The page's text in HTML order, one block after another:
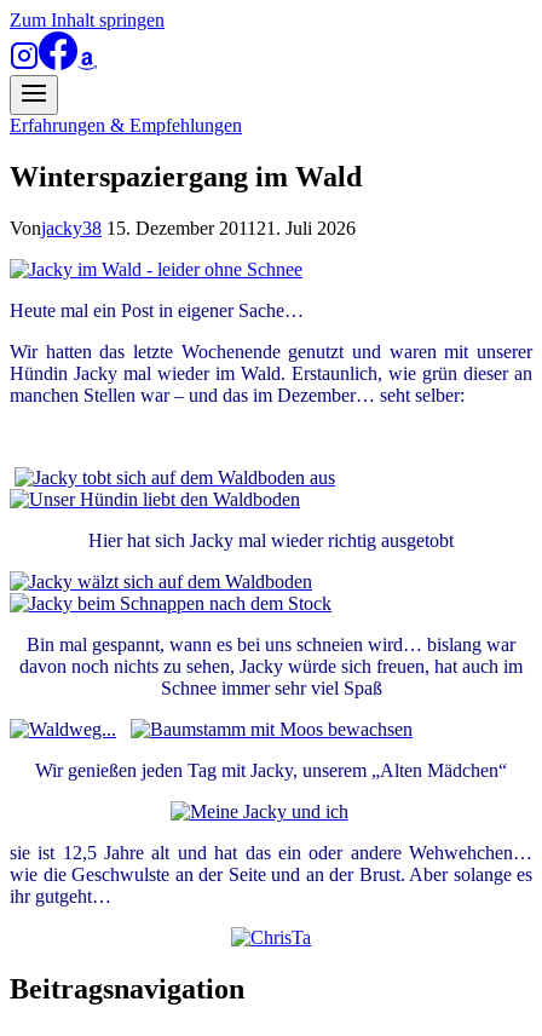
Zum Inhalt springen
Erfahrungen & Empfehlungen
Winterspaziergang im Wald
Vonjacky38 15. Dezember 2011 21. Juli 2026
Heute mal ein Post in eigener Sache…
Wir hatten das letzte Wochenende genutzt und waren mit unserer
Hündin Jacky mal wieder im Wald. Erstaunlich, wie grün dieser an
manchen Stellen war – und das im Dezember… seht selber:
Hier hat sich Jacky mal wieder richtig ausgetobt
Bin mal gespannt, wann es bei uns schneien wird… bislang war
davon noch nichts zu sehen, Jacky würde sich freuen, hat auch im
Schnee immer sehr viel Spaß
Wir genießen jeden Tag mit Jacky, unserem „Alten Mädchen“
sie ist 12,5 Jahre alt und hat das ein oder andere Wehwehchen…
wie die Geschwulste an der Seite und an der Brust. Aber solange es
ihr gutgeht…
Beitragsnavigation